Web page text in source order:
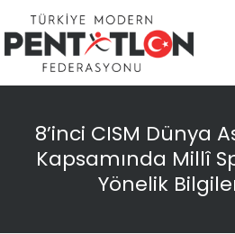
8’inci CISM Dünya
Kapsamında Millî
Yönelik